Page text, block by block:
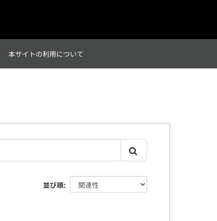
本サイトの利用について
並び順